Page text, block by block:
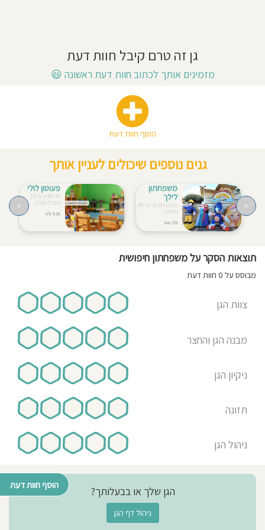
הוסף חוות דעת
גן זה טרם קיבל חוות דעת
מזמינים אותך לכתוב חוות דעת ראשונה 😃
הוסף חוות דעת
גנים נוספים שיכולים לעניין אותך
משפחתון
לילך
הקונגרס הציוני 48
עפולה
723 מטר
פעוטון לולי
הראשונים 15
מגדל העמק
9.38 ק"מ
> <
תוצאות הסקר על משפחתון חיפושית
מבוסס על 0 חוות דעת
צוות הגן
מבנה הגן והחצר
ניקיון הגן
תזונה
ניהול הגן
הגן שלך או בבעלותך?
ניהול דף הגן